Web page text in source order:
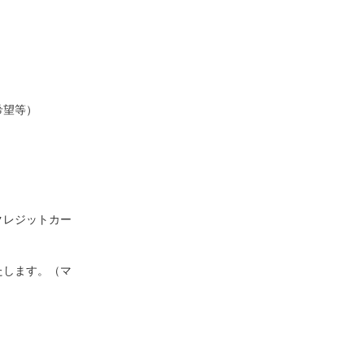
等）
ジットカー
ます。（マ